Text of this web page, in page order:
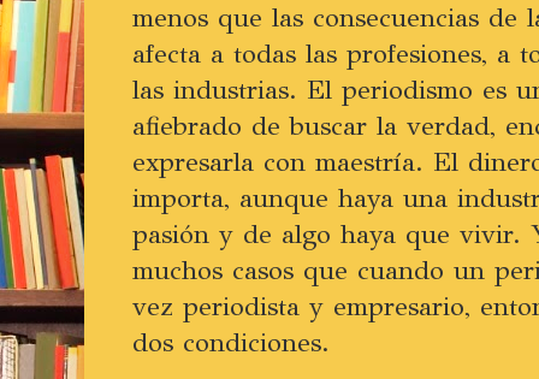
menos que las consecuencias de
afecta a todas las profesiones, a
las industrias. El periodismo es
afiebrado de buscar la verdad,
expresarla con maestría. El
importa, aunque haya una
pasión y de algo haya que vivir.
muchos casos que cuando un
vez periodista y empresario,
dos condiciones.